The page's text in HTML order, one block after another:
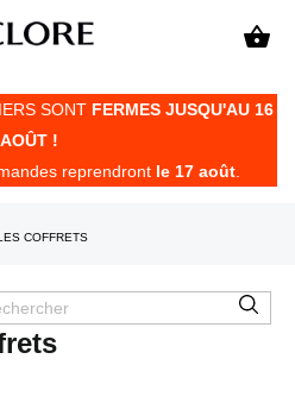

SONT FERMES JUSQU'AU 16
AOÛT !
reprendront le 17 août.
COFFRETS